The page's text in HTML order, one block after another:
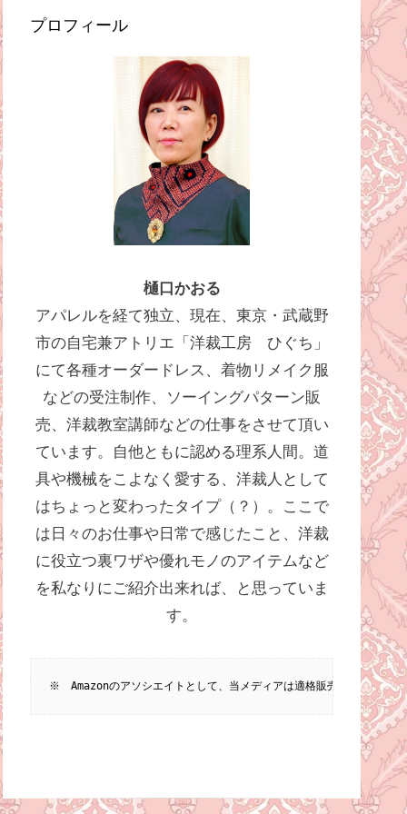
プロフィール
樋口かおる
アパレルを経て独立、現在、東京・武蔵野
市の自宅兼アトリエ「洋裁工房 ひぐち」
にて各種オーダードレス、着物リメイク服
などの受注制作、ソーイングパターン販
売、洋裁教室講師などの仕事をさせて頂い
ています。自他ともに認める理系人間。道
具や機械をこよなく愛する、洋裁人として
はちょっと変わったタイプ（？）。ここで
は日々のお仕事や日常で感じたこと、洋裁
に役立つ裏ワザや優れモノのアイテムなど
を私なりにご紹介出来れば、と思っていま
す。
※　Amazonのアソシエイトとして、当メディアは適格販売により収入を